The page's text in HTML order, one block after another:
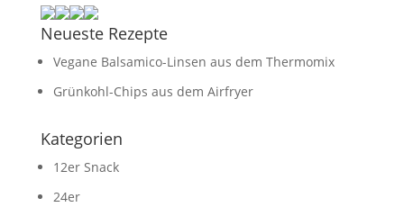
Neueste Rezepte
Vegane Balsamico-Linsen aus dem Thermomix
Grünkohl-Chips aus dem Airfryer
Kategorien
12er Snack
24er